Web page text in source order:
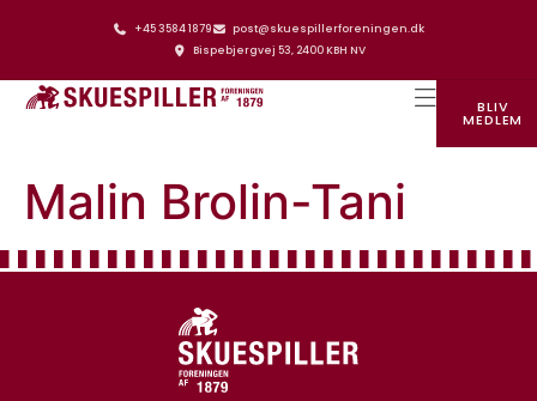
+45 3584 1879
post@skuespillerforeningen.dk
Bispebjergvej 53, 2400 KBH NV
BLIV
MEDLEM
Malin Brolin-Tani